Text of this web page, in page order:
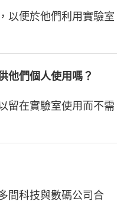
以便於他們利用實驗室
他們個人使用嗎？
留在實驗室使用而不需
間科技與數碼公司合